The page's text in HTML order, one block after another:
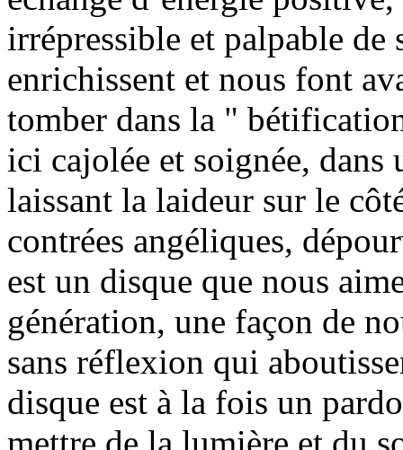
irrépressible et palpable de
enrichissent et nous font
tomber dans la "
ici cajolée et soignée, dans
laissant la laideur sur le
contrées angéliques,
est un disque que nous
génération, une façon de
sans réflexion qui
disque est à la fois un
mettre de la lumière et du